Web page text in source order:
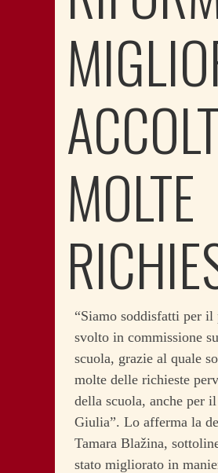
MOLTE
“Siamo soddisfatti per
svolto in commissione
scuola, grazie al quale
molte delle richieste
della scuola, anche per
Giulia”. Lo afferma la
Tamara Blažina,
stato migliorato in